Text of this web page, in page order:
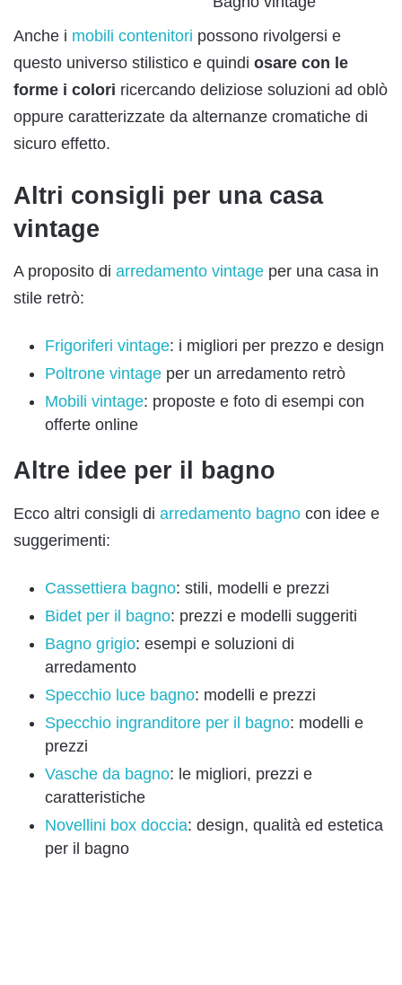
Anche i mobili contenitori possono rivolgersi e
questo universo stilistico e quindi osare con le
forme i colori ricercando deliziose soluzioni ad oblò
oppure caratterizzate da alternanze cromatiche di
sicuro effetto.
Altri consigli per una casa
vintage
A proposito di arredamento vintage per una casa in
stile retrò:
Frigoriferi vintage: i migliori per prezzo e design
Poltrone vintage per un arredamento retrò
Mobili vintage: proposte e foto di esempi con
offerte online
Altre idee per il bagno
Ecco altri consigli di arredamento bagno con idee e
suggerimenti:
Cassettiera bagno: stili, modelli e prezzi
Bidet per il bagno: prezzi e modelli suggeriti
Bagno grigio: esempi e soluzioni di
arredamento
Specchio luce bagno: modelli e prezzi
Specchio ingranditore per il bagno: modelli e
prezzi
Vasche da bagno: le migliori, prezzi e
caratteristiche
Novellini box doccia: design, qualità ed estetica
per il bagno